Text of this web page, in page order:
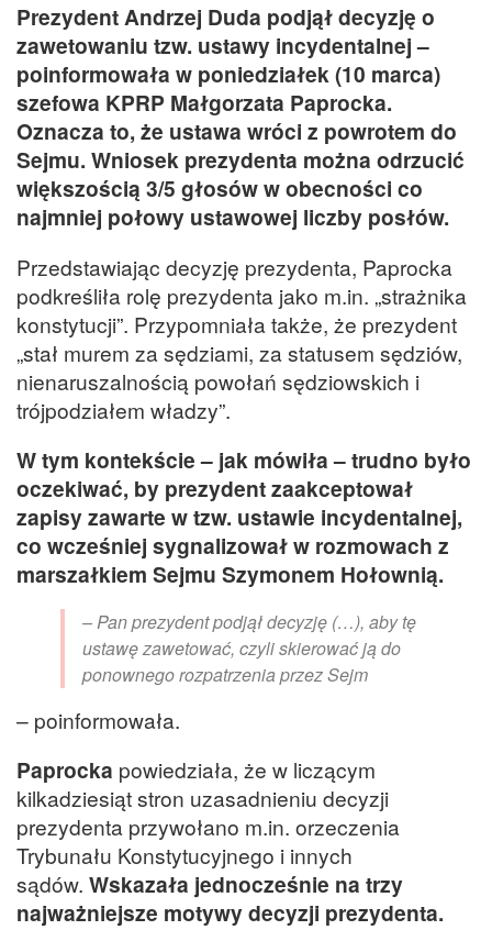
Prezydent Andrzej Duda podjął decyzję o
zawetowaniu tzw. ustawy incydentalnej –
poinformowała w poniedziałek (10 marca)
szefowa KPRP Małgorzata Paprocka.
Oznacza to, że ustawa wróci z powrotem do
Sejmu. Wniosek prezydenta można odrzucić
większością 3/5 głosów w obecności co
najmniej połowy ustawowej liczby posłów.
Przedstawiając decyzję prezydenta, Paprocka
podkreśliła rolę prezydenta jako m.in. „strażnika
konstytucji”. Przypomniała także, że prezydent
„stał murem za sędziami, za statusem sędziów,
nienaruszalnością powołań sędziowskich i
trójpodziałem władzy”.
W tym kontekście – jak mówiła – trudno było
oczekiwać, by prezydent zaakceptował
zapisy zawarte w tzw. ustawie incydentalnej,
co wcześniej sygnalizował w rozmowach z
marszałkiem Sejmu Szymonem Hołownią.
– Pan prezydent podjął decyzję (…), aby tę
ustawę zawetować, czyli skierować ją do
ponownego rozpatrzenia przez Sejm
– poinformowała.
Paprocka powiedziała, że w liczącym
kilkadziesiąt stron uzasadnieniu decyzji
prezydenta przywołano m.in. orzeczenia
Trybunału Konstytucyjnego i innych
sądów. Wskazała jednocześnie na trzy
najważniejsze motywy decyzji prezydenta.